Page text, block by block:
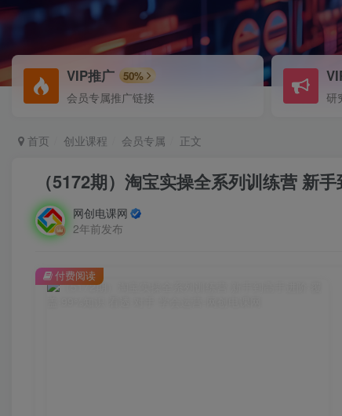
VIP推广 50%
会员专属推广链接 研
首页 创业课程 会员专属 正文
（5172期）淘宝实操全系列训练营 新
网创电课网
2年前发布
付费阅读